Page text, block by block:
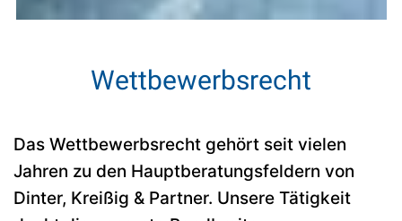
Wettbewerbsrecht
Das Wettbewerbsrecht gehört seit vielen
Jahren zu den Hauptberatungsfeldern von
Dinter, Kreißig & Partner. Unsere Tätigkeit